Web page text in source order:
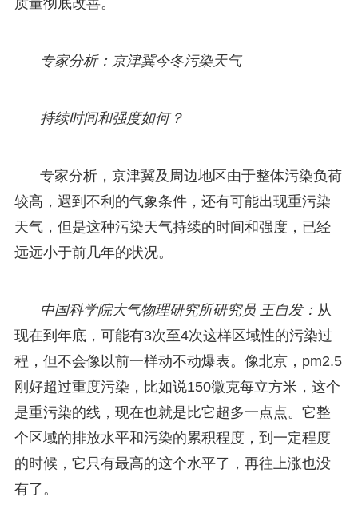
专家分析：京津冀今冬污染天气
持续时间和强度如何？
专家分析，京津冀及周边地区由于整体污染负荷
较高，遇到不利的气象条件，还有可能出现重污染
天气，但是这种污染天气持续的时间和强度，已经
远远小于前几年的状况。
中国科学院大气物理研究所研究员 王自发： 从
现在到年底，可能有3次至4次这样区域性的污染过
程，但不会像以前一样动不动爆表。像北京，pm2.5
刚好超过重度污染，比如说150微克每立方米，这个
是重污染的线，现在也就是比它超多一点点。它整
个区域的排放水平和污染的累积程度，到一定程度
的时候，它只有最高的这个水平了，再往上涨也没
有了。